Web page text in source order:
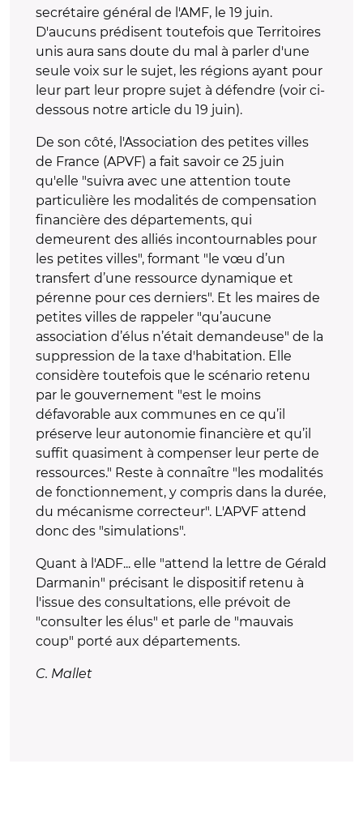
secrétaire général de l'AMF, le 19 juin.
D'aucuns prédisent toutefois que Territoires
unis aura sans doute du mal à parler d'une
seule voix sur le sujet, les régions ayant pour
leur part leur propre sujet à défendre (voir ci-
dessous notre article du 19 juin).
De son côté, l'Association des petites villes
de France (APVF) a fait savoir ce 25 juin
qu'elle "suivra avec une attention toute
particulière les modalités de compensation
financière des départements, qui
demeurent des alliés incontournables pour
les petites villes", formant "le vœu d’un
transfert d’une ressource dynamique et
pérenne pour ces derniers". Et les maires de
petites villes de rappeler "qu’aucune
association d’élus n’était demandeuse" de la
suppression de la taxe d'habitation. Elle
considère toutefois que le scénario retenu
par le gouvernement "est le moins
défavorable aux communes en ce qu’il
préserve leur autonomie financière et qu’il
suffit quasiment à compenser leur perte de
ressources." Reste à connaître "les modalités
de fonctionnement, y compris dans la durée,
du mécanisme correcteur". L'APVF attend
donc des "simulations".
Quant à l'ADF... elle "attend la lettre de Gérald
Darmanin" précisant le dispositif retenu à
l'issue des consultations, elle prévoit de
"consulter les élus" et parle de "mauvais
coup" porté aux départements.
C. Mallet